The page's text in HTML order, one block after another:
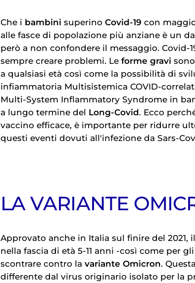
Che i bambini superino Covid-19 con
alle fasce di popolazione più anziane è un
però a non confondere il messaggio. Covid-
sempre creare problemi. Le forme gravi
a qualsiasi età così come la possibilità di
infiammatoria Multisistemica COVID-
Multi-System Inflammatory Syndrome in
a lungo termine del Long-Covid. Ecco
vaccino efficace, è importante per ridurre
questi eventi dovuti all'infezione da Sars-
LA VARIANTE
Approvato anche in Italia sul finire del 2021, il
nella fascia di età 5-11 anni -così come per
scontrare contro la variante Omicron.
differente dal virus originario isolato per la